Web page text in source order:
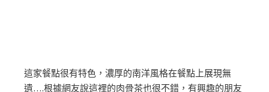
這家餐點很有特色，濃厚的南洋風格在餐點上展現無
遺….根據網友說這裡的肉骨茶也很不錯，有興趣的朋友